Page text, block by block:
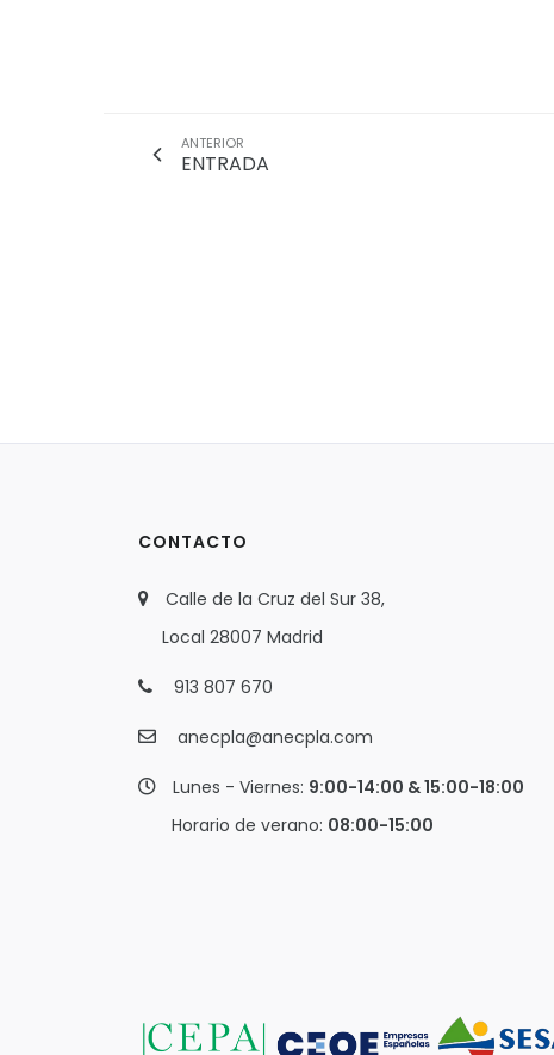
ANTERIOR
ENTRADA
CONTACTO
Calle de la Cruz del Sur 38,
Local 28007 Madrid
913 807 670
anecpla@anecpla.com
Lunes - Viernes: 9:00-14:00 & 15:00-18:00
Horario de verano: 08:00-15:00